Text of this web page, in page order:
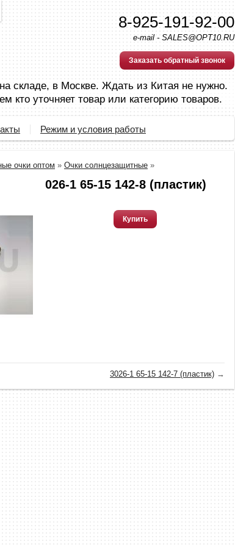
8-925-191-92-00
e-mail - SALES@OPT10.RU
Заказать обратный звонок
складе, в Москве. Ждать из Китая не нужно.
кто уточняет товар или категорию товаров.
Режим и условия работы
очки оптом » Очки солнцезащитные »
026-1 65-15 142-8 (пластик)
Купить
3026-1 65-15 142-7 (пластик) →